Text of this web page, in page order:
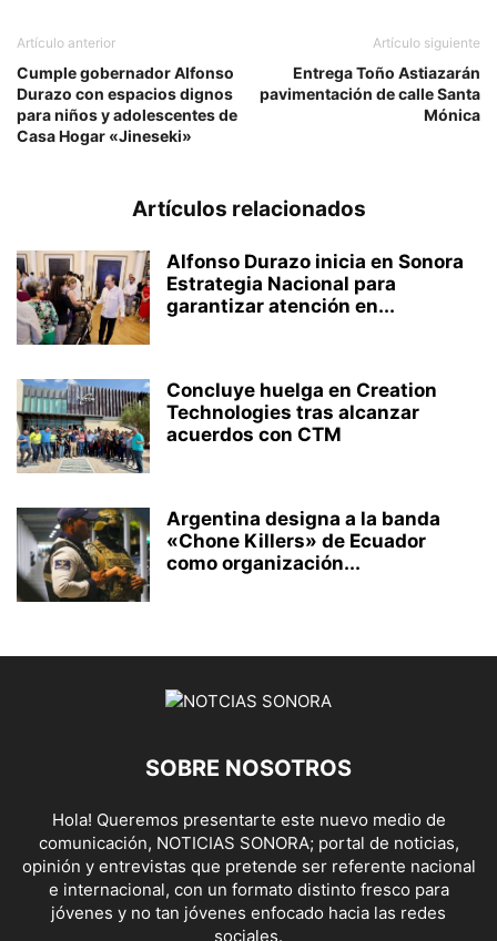
Artículo anterior
Cumple gobernador Alfonso
Durazo con espacios dignos
para niños y adolescentes de
Casa Hogar «Jineseki»
Artículo siguiente
Entrega Toño Astiazarán
pavimentación de calle Santa
Mónica
Artículos relacionados
Alfonso Durazo inicia en Sonora
Estrategia Nacional para
garantizar atención en...
Concluye huelga en Creation
Technologies tras alcanzar
acuerdos con CTM
Argentina designa a la banda
«Chone Killers» de Ecuador
como organización...
SOBRE NOSOTROS
Hola! Queremos presentarte este nuevo medio de
comunicación, NOTICIAS SONORA; portal de noticias,
opinión y entrevistas que pretende ser referente nacional
e internacional, con un formato distinto fresco para
jóvenes y no tan jóvenes enfocado hacia las redes
sociales.